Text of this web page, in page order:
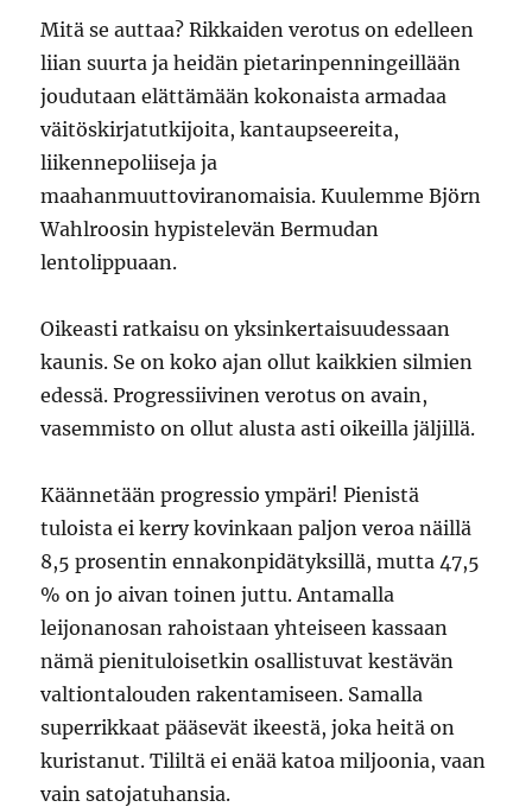
Mitä se auttaa? Rikkaiden verotus on edelleen
liian suurta ja heidän pietarinpenningeillään
joudutaan elättämään kokonaista armadaa
väitöskirjatutkijoita, kantaupseereita,
liikennepoliiseja ja
maahanmuuttoviranomaisia. Kuulemme Björn
Wahlroosin hypistelevän Bermudan
lentolippuaan.
Oikeasti ratkaisu on yksinkertaisuudessaan
kaunis. Se on koko ajan ollut kaikkien silmien
edessä. Progressiivinen verotus on avain,
vasemmisto on ollut alusta asti oikeilla jäljillä.
Käännetään progressio ympäri! Pienistä
tuloista ei kerry kovinkaan paljon veroa näillä
8,5 prosentin ennakonpidätyksillä, mutta 47,5
% on jo aivan toinen juttu. Antamalla
leijonanosan rahoistaan yhteiseen kassaan
nämä pienituloisetkin osallistuvat kestävän
valtiontalouden rakentamiseen. Samalla
superrikkaat pääsevät ikeestä, joka heitä on
kuristanut. Tililtä ei enää katoa miljoonia, vaan
vain satojatuhansia.